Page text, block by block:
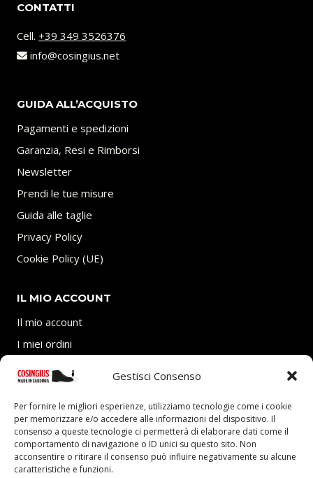
Gestisci Consenso
Per fornire le migliori esperienze, utilizziamo tecnologie come i cookie
per memorizzare e/o accedere alle informazioni del dispositivo. Il
consenso a queste tecnologie ci permetterà di elaborare dati come il
comportamento di navigazione o ID unici su questo sito. Non
acconsentire o ritirare il consenso può influire negativamente su alcune
caratteristiche e funzioni.
CONTATTI
Cell. +39 349 3526376
info@cosingius.net
GUIDA ALL’ACQUISTO
Pagamenti e spedizioni
Garanzia, Resi e Rimborsi
Newsletter
Prendi le tue misure
Guida alle taglie
Privacy Policy
Cookie Policy (UE)
IL MIO ACCOUNT
Il mio account
I miei ordini